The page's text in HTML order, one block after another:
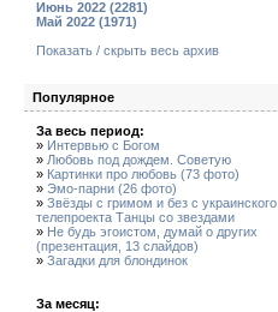
Июнь 2022 (2281)
Май 2022 (1971)
Показать / скрыть весь архив
Популярное
За весь период:
» Интервью с Богом
» Любовь под дождем. Советую
» Картинки про любовь (73 фото)
» Эмо-парни (26 фото)
» Звёзды с гримом и без с украинского
телепроекта Танцы со звездами
» Не будь эгоистом, думай о других
(презентация, 13 слайдов)
» Загадки для блондинок
За месяц: